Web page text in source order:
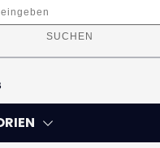
SUCHEN